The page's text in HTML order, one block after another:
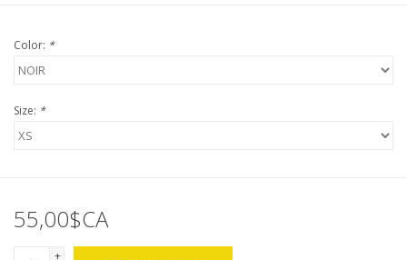
Color: *
Size: *
55,00$CA
+